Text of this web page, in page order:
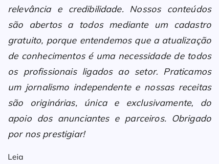
relevância e credibilidade. Nossos conteúdos
são abertos a todos mediante um cadastro
gratuito, porque entendemos que a atualização
de conhecimentos é uma necessidade de todos
os profissionais ligados ao setor. Praticamos
um jornalismo independente e nossas receitas
são originárias, única e exclusivamente, do
apoio dos anunciantes e parceiros. Obrigado
por nos prestigiar!
Leia